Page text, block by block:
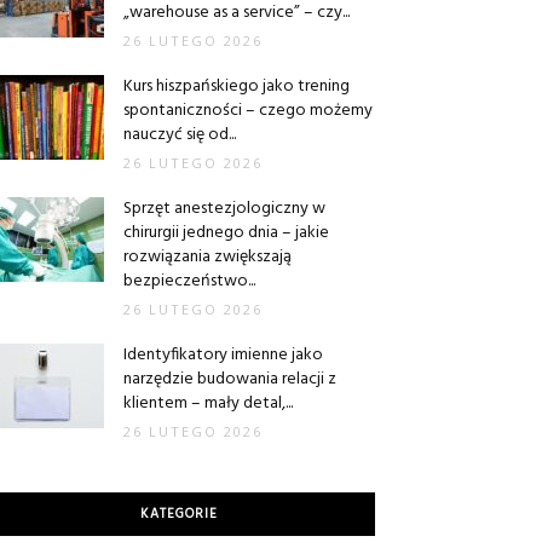
„warehouse as a service” – czy...
26 LUTEGO 2026
Kurs hiszpańskiego jako trening
spontaniczności – czego możemy
nauczyć się od...
26 LUTEGO 2026
Sprzęt anestezjologiczny w
chirurgii jednego dnia – jakie
rozwiązania zwiększają
bezpieczeństwo...
26 LUTEGO 2026
Identyfikatory imienne jako
narzędzie budowania relacji z
klientem – mały detal,...
26 LUTEGO 2026
KATEGORIE